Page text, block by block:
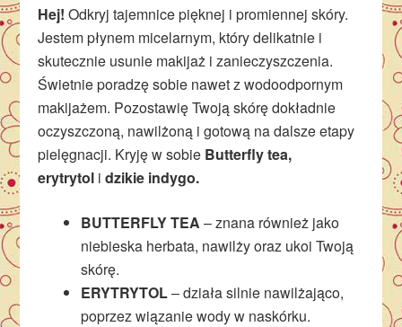
Hej! Odkryj tajemnice pięknej i promiennej skóry.
Jestem płynem micelarnym, który delikatnie i
skutecznie usunie makijaż i zanieczyszczenia.
Świetnie poradzę sobie nawet z wodoodpornym
makijażem. Pozostawię Twoją skórę dokładnie
oczyszczoną, nawilżoną i gotową na dalsze etapy
pielęgnacji. Kryję w sobie Butterfly tea,
erytrytol idzikie indygo.
BUTTERFLY TEA – znana również jako
niebieska herbata, nawilży oraz ukoi Twoją
skórę.
ERYTRYTOL– działa silnie nawilżająco,
poprzez wiązanie wody w naskórku.